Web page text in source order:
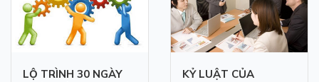
LỘ TRÌNH 30 NGÀY
KỶ LUẬT CỦA